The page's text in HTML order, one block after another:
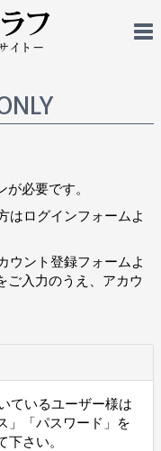
必要です。
はログインフォームよ
ウント登録フォームよ
ご入力のうえ、アカウ
ているユーザー様は
」「パスワード」を
さい。